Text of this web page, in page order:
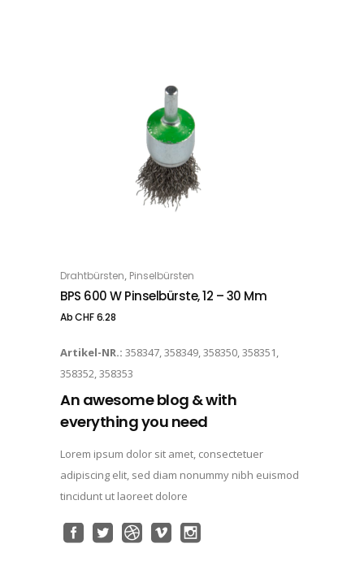
OPTIONS
Drahtbürsten, Pinselbürsten
BPS 600 W Pinselbürste, 12 – 30 Mm
AbCHF6.28
Artikel-NR.: 358347, 358349, 358350, 358351,
358352, 358353
An awesome blog & with
everything you need
Lorem ipsum dolor sit amet, consectetuer
adipiscing elit, sed diam nonummy nibh euismod
tincidunt ut laoreet dolore